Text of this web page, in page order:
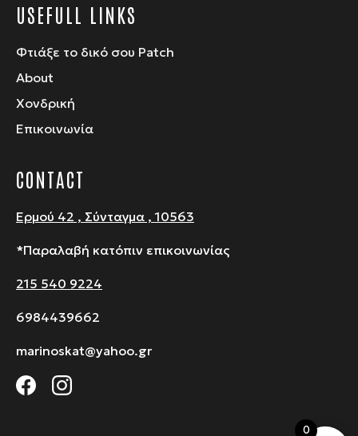
USEFULL LINKS
Φτιάξε το δικό σου Patch
About
Χονδρική
Επικοινωνία
CONTACT
Ερμού 42 , Σύνταγμα , 10563
*Παραλαβή κατόπιν επικοινωνίας
215 540 9224
6984439662
marinoskat@yahoo.gr
0